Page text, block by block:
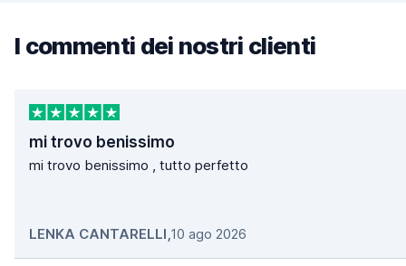
I commenti dei nostri clienti
mi trovo benissimo
mi trovo benissimo , tutto perfetto
LENKA CANTARELLI,10 ago 2026